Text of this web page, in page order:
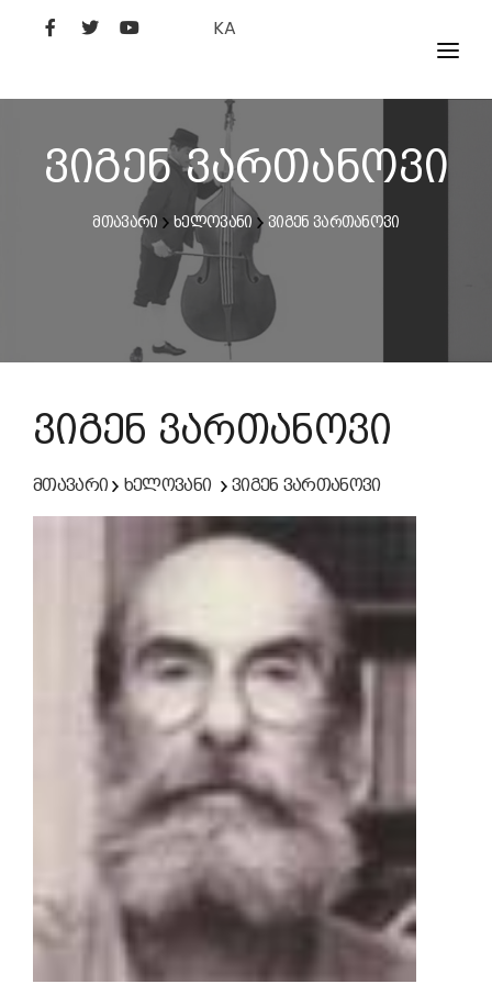
KA
ᲤᲘᲚᲛᲔᲑᲘ
ᲮᲔᲚᲝᲕᲐᲜᲘ
ᲙᲘᲜᲝᲡᲢᲣᲓᲘᲐ
ᲙᲘᲜᲝᲐᲙᲐᲓᲔᲛᲘᲐ
ვიგენ ვართანოვი
მთავარი ხელოვანი ვიგენ ვართანოვი
ვიგენ ვართანოვი
მთავარი ხელოვანი ვიგენ ვართანოვი